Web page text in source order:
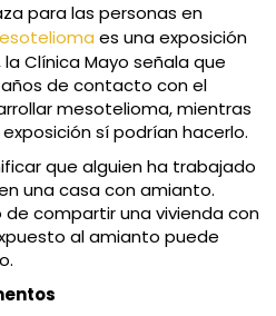
para las personas en
es una exposición
Clínica Mayo señala que
de contacto con el
mesotelioma, mientras
sí podrían hacerlo.
que alguien ha trabajado
una casa con amianto.
de compartir una vivienda con
al amianto puede